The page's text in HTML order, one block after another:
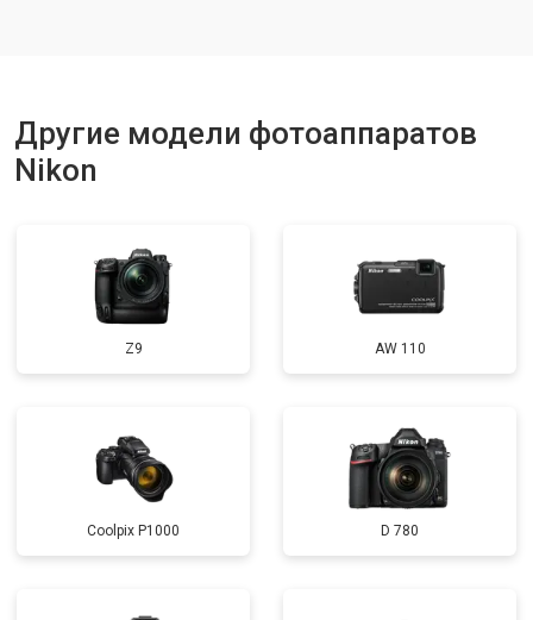
Другие модели фотоаппаратов
Nikon
Z9 AW 110
Coolpix P1000 D 780